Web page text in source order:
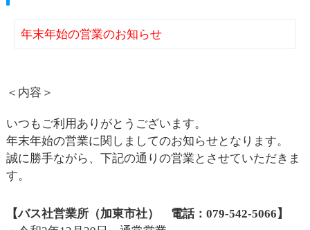
年末年始の営業のお知らせ
＜内容＞
いつもご利用ありがとうございます。
年末年始の営業に関しましてのお知らせとなります。
誠に勝手ながら、下記の通りの営業とさせていただきま
す。
【バス社営業所（加東市社） 電話：079-542-5066】